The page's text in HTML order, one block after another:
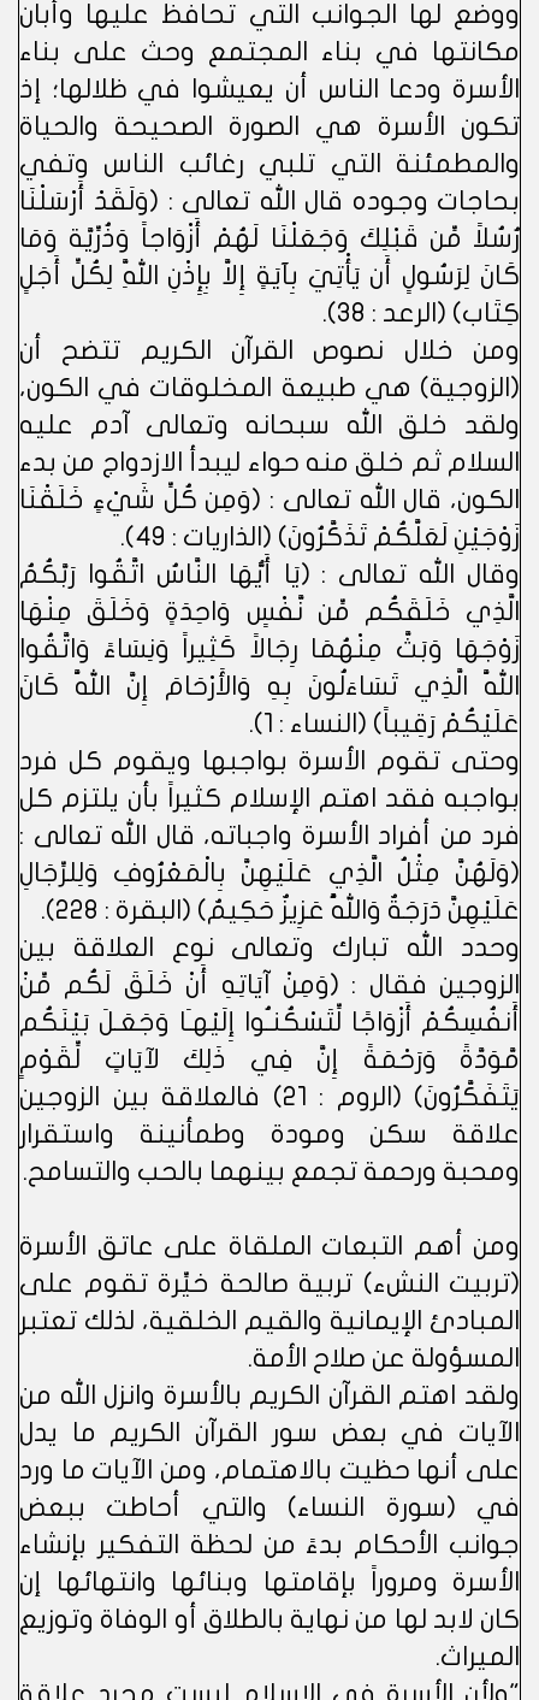
ووضع لها الجوانب التي تحافظ عليها وأبان
مكانتها في بناء المجتمع وحث على بناء
الأسرة ودعا الناس أن يعيشوا في ظلالها؛ إذ
تكون الأسرة هي الصورة الصحيحة والحياة
والمطمئنة التي تلبي رغائب الناس وتفي
بحاجات وجوده قال الله تعالى : (وَلَقَدْ أَرْسَلْنَا
رُسُلاً مِّن قَبْلِكَ وَجَعَلْنَا لَهُمْ أَزْوَاجاً وَذُرِّيَّة وَمَا
كَانَ لِرَسُولٍ أَن يَأْتِيَ بِآيَةٍ إِلاَّ بِإِذْنِ اللَّهِ لِكُلِّ أَجَلٍ
كِتَاب) (الرعد : 38).
ومن خلال نصوص القرآن الكريم تتضح أن
(الزوجية) هي طبيعة المخلوقات في الكون،
ولقد خلق الله سبحانه وتعالى آدم عليه
السلام ثم خلق منه حواء ليبدأ الازدواج من بدء
الكون، قال الله تعالى : (وَمِن كُلِّ شَيْءٍ خَلَقْنَا
زَوْجَيْنِ لَعَلَّكُمْ تَذَكَّرُونَ) (الذاريات : 49).
وقال الله تعالى : (يَا أَيُّهَا النَّاسُ اتَّقُوا رَبَّكُمُ
الَّذِي خَلَقَكُم مِّن نَّفْسٍ وَاحِدَةٍ وَخَلَقَ مِنْهَا
زَوْجَهَا وَبَثَّ مِنْهُمَا رِجَالاً كَثِيراً وَنِسَاءً وَاتَّقُوا
اللَّهَ الَّذِي تَسَاءَلُونَ بِهِ وَالأَرْحَامَ إِنَّ اللَّهَ كَانَ
عَلَيْكُمْ رَقِيباً) (النساء : 1).
وحتى تقوم الأسرة بواجبها ويقوم كل فرد
بواجبه فقد اهتم الإسلام كثيراً بأن يلتزم كل
فرد من أفراد الأسرة واجباته، قال الله تعالى :
(وَلَهُنَّ مِثْلُ الَّذِي عَلَيْهِنَّ بِالْمَعْرُوفِ وَلِلرِّجَالِ
عَلَيْهِنَّ دَرَجَةٌ وَاللَّهُ عَزِيزٌ حَكِيمٌ) (البقرة : 228).
وحدد الله تبارك وتعالى نوع العلاقة بين
الزوجين فقال : (وَمِنْ آيَاتِهِ أَنْ خَلَقَ لَكُم مِّنْ
أَنفُسِكُمْ أَزْوَاجًا لِّتَسْكُنـُوا إِلَيْهـَا وَجَعَـلَ بَيْنَكُم
مَّوَدَّةً وَرَحْمَةً إِنَّ فِي ذَلِكَ لآيَاتٍ لِّقَوْمٍ
يَتَفَكَّرُونَ) (الروم : 21) فالعلاقة بين الزوجين
علاقة سكن ومودة وطمأنينة واستقرار
ومحبة ورحمة تجمع بينهما بالحب والتسامح.
ومن أهم التبعات الملقاة على عاتق الأسرة
(تربيت النشء) تربية صالحة خيِّرة تقوم على
المبادئ الإيمانية والقيم الخلقية، لذلك تعتبر
المسؤولة عن صلاح الأمة.
ولقد اهتم القرآن الكريم بالأسرة وانزل الله من
الآيات في بعض سور القرآن الكريم ما يدل
على أنها حظيت بالاهتمام، ومن الآيات ما ورد
في (سورة النساء) والتي أحاطت ببعض
جوانب الأحكام بدءً من لحظة التفكير بإنشاء
الأسرة ومروراً بإقامتها وبنائها وانتهائها إن
كان لابد لها من نهاية بالطلاق أو الوفاة وتوزيع
الميراث.
"ولأن الأسرة في الإسلام ليست مجرد علاقة